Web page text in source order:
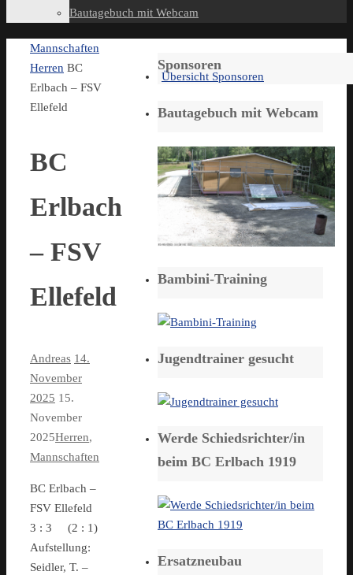
Bautagebuch mit Webcam
Start
Mannschaften
Herren BC
Erlbach – FSV
Ellefeld
BC
Erlbach
– FSV
Ellefeld
Andreas 14.
November
2025 15.
November
2025Herren,
Mannschaften
BC Erlbach –
FSV Ellefeld
3 : 3 (2 : 1)
Aufstellung:
Seidler, T. –
Sponsoren
Übersicht Sponsoren
Bautagebuch mit Webcam
Bambini-Training
Jugendtrainer gesucht
Werde Schiedsrichter/in
beim BC Erlbach 1919
Ersatzneubau